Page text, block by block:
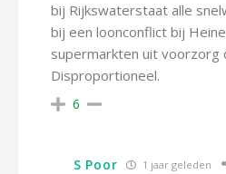
bij Rijkswaterstaat alle
bij een loonconflict bij
supermarkten uit voorzorg
Disproportioneel.
6
S Poor 1 jaar geleden